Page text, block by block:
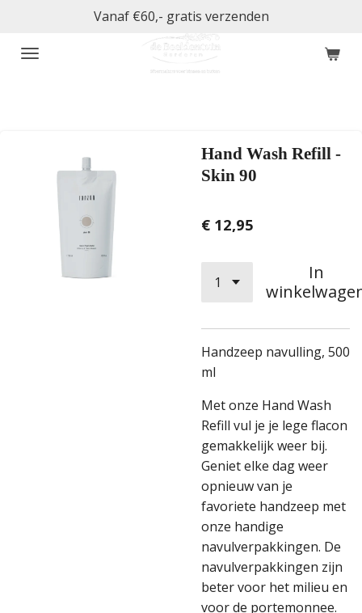
naar
Vanaf €60,- gratis verzenden
Hand Wash Refill -
Skin 90
€ 12,95
In
Handzeep navulling, 500
ml
Met onze Hand Wash
Refill vul je je lege flacon
gemakkelijk weer bij.
Geniet elke dag weer
opnieuw van je
favoriete handzeep met
onze handige
navulverpakkingen. De
navulverpakkingen zijn
beter voor het milieu en
voor de portemonnee.